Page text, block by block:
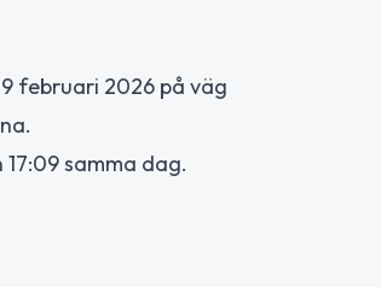
februari 2026 på väg
samma dag.